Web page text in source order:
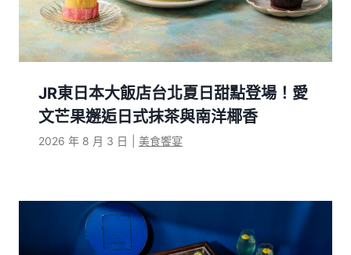
JR東日本大飯店台北夏日甜點登場！愛
文芒果邂逅日式抹茶與南洋椰香
2026 年 8 月 3 日 美食饗宴